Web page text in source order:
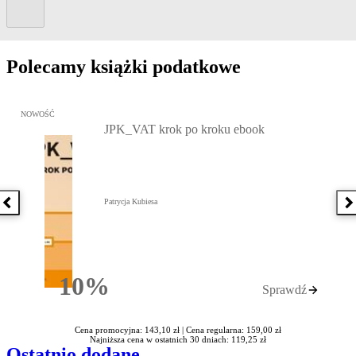
Polecamy książki podatkowe
Poprzednia książka
Przejdź do: JPK_VAT krok po kroku ebook, Patrycja Kubiesa -
NOWOŚĆ
10%Rabatu
JPK_VAT krok po kroku ebook
Patrycja Kubiesa
Sprawdź
Cena promocyjna: 143,10 zł | Cena regularna: 159,00 zł
Najniższa cena w ostatnich 30 dniach: 119,25 zł